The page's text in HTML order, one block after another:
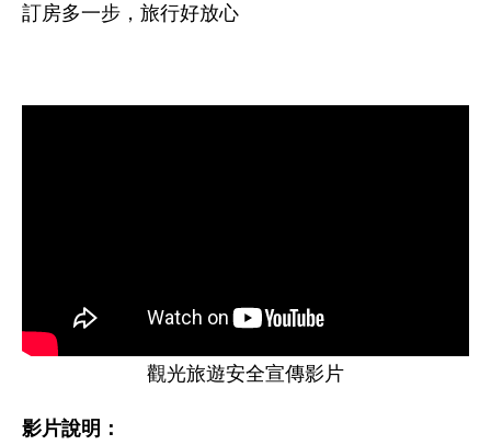
訂房多一步，旅行好放心
觀光旅遊安全宣傳影片
影片說明：